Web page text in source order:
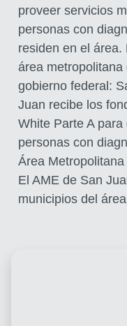
proveer servicios
personas con
residen en el
área metropolitana
gobierno federal:
Juan recibe los
White Parte A
personas con
Área
El AME de San
municipios del